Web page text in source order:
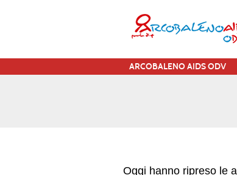
ARCOBALENO AIDS ODV
Oggi hanno ripreso le